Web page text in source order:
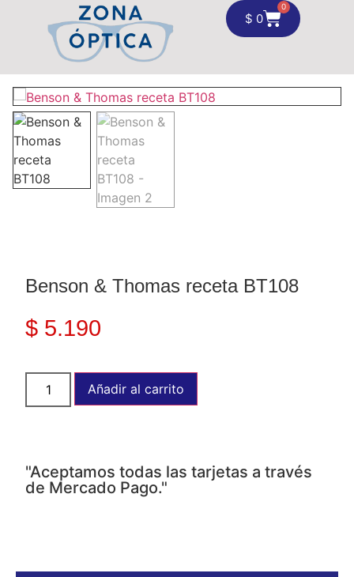
$ 0
0
Benson & Thomas receta BT108
$ 5.190
Añadir al carrito
"Aceptamos todas las tarjetas a través
de Mercado Pago."